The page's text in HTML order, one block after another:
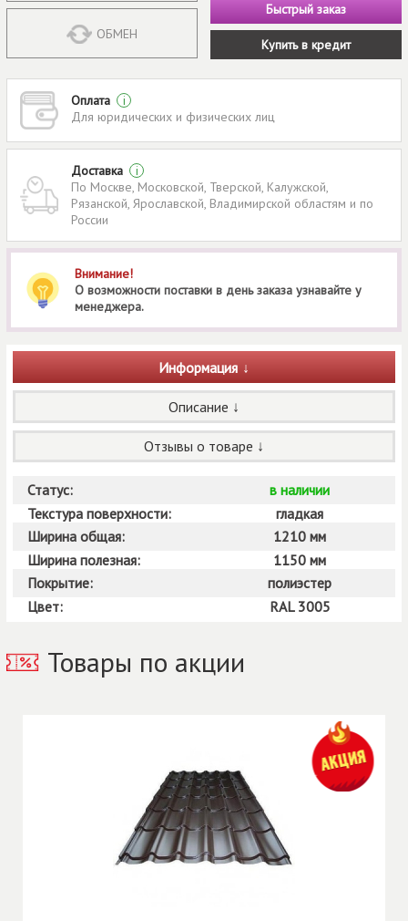
ОБМЕН
Быстрый заказ
Купить в кредит
Оплата
i
Для юридических и физических лиц
Доставка
i
По Москве, Московской, Тверской, Калужской,
Рязанской, Ярославской, Владимирской областям и по
России
Внимание!
О возможности поставки в день заказа узнавайте у
менеджера.
Информация
Описание
Отзывы о товаре
Статус:
в наличии
Текстура поверхности:
гладкая
Ширина общая:
1210 мм
Ширина полезная:
1150 мм
Покрытие:
полиэстер
Цвет:
RAL 3005
Товары по акции